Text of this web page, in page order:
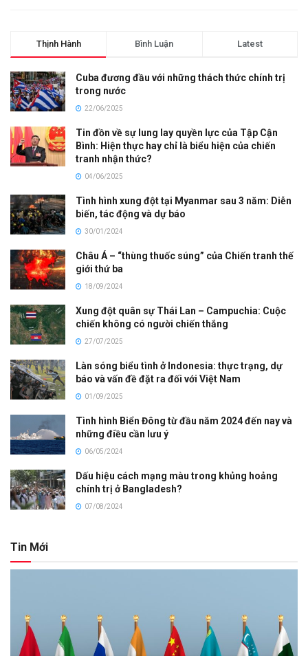
Thịnh Hành Bình Luận Latest
Cuba đương đầu với những thách thức chính trị
trong nước
22/06/2025
Tin đồn về sự lung lay quyền lực của Tập Cận
Bình: Hiện thực hay chỉ là biểu hiện của chiến
tranh nhận thức?
04/06/2025
Tình hình xung đột tại Myanmar sau 3 năm: Diễn
biến, tác động và dự báo
30/01/2024
Châu Á – “thùng thuốc súng” của Chiến tranh thế
giới thứ ba
18/09/2024
Xung đột quân sự Thái Lan – Campuchia: Cuộc
chiến không có người chiến thắng
27/07/2025
Làn sóng biểu tình ở Indonesia: thực trạng, dự
báo và vấn đề đặt ra đối với Việt Nam
01/09/2025
Tình hình Biển Đông từ đầu năm 2024 đến nay và
những điều cần lưu ý
06/05/2024
Dấu hiệu cách mạng màu trong khủng hoảng
chính trị ở Bangladesh?
07/08/2024
Tin Mới